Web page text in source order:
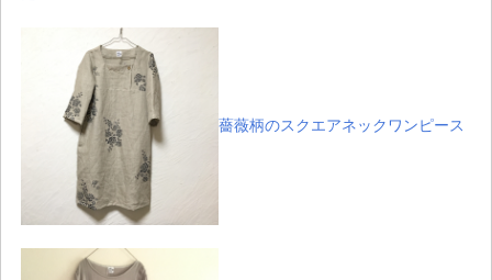
薔薇柄のスクエアネックワンピース